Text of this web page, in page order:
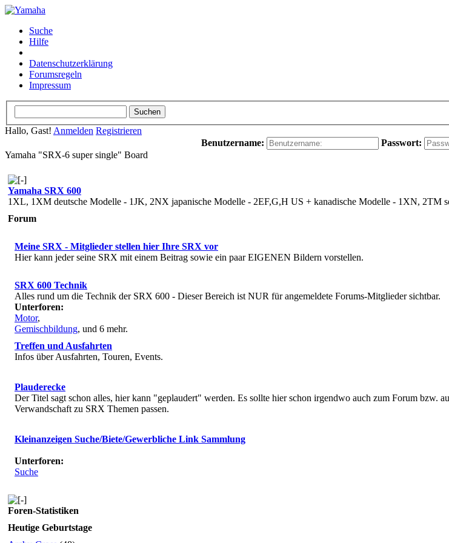
Suche
Hilfe
Datenschutzerklärung
Forumsregeln
Impressum
Hallo, Gast! Anmelden Registrieren
Benutzername:
Passwort:
Yamaha "SRX-6 super single" Board
Yamaha SRX 600
1XL, 1XM deutsche Modelle - 1JK, 2NX japanische Modelle - 2EF,G,H US + kanadische Modelle - 1XN, 2TM
Forum
Meine SRX - Mitglieder stellen hier Ihre SRX vor
Hier kann jeder seine SRX mit einem Beitrag sowie ein paar EIGENEN Bildern vorstellen.
SRX 600 Technik
Alles rund um die Technik der SRX 600 - Dieser Bereich ist NUR für angemeldete Forums-Mitglieder sichtbar.
Unterforen:
Motor,
Gemischbildung, und 6 mehr.
Treffen und Ausfahrten
Infos über Ausfahrten, Touren, Events.
Plauderecke
Der Titel sagt schon alles, hier kann "geplaudert" werden. Es sollte hier schon irgendwo auch zum Forum bzw.
Verwandschaft zu SRX Themen passen.
Kleinanzeigen Suche/Biete/Gewerbliche Link Sammlung
Unterforen:
Suche
Foren-Statistiken
Heutige Geburtstage